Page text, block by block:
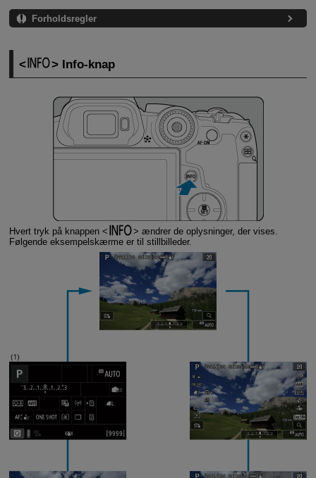
Forholdsregler
Info-knap
Hvert tryk på knappen
ændrer de oplysninger, der vises.
Følgende eksempelskærme er til stillbilleder.